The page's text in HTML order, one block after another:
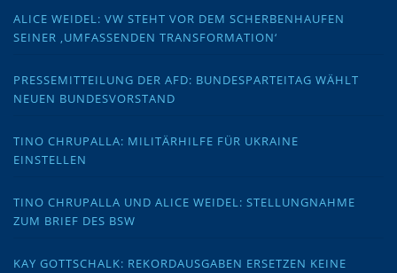
ALICE WEIDEL: VW STEHT VOR DEM SCHERBENHAUFEN
SEINER ‚UMFASSENDEN TRANSFORMATION‘
PRESSEMITTEILUNG DER AFD: BUNDESPARTEITAG WÄHLT
NEUEN BUNDESVORSTAND
TINO CHRUPALLA: MILITÄRHILFE FÜR UKRAINE
EINSTELLEN
TINO CHRUPALLA UND ALICE WEIDEL: STELLUNGNAHME
ZUM BRIEF DES BSW
KAY GOTTSCHALK: REKORDAUSGABEN ERSETZEN KEINE